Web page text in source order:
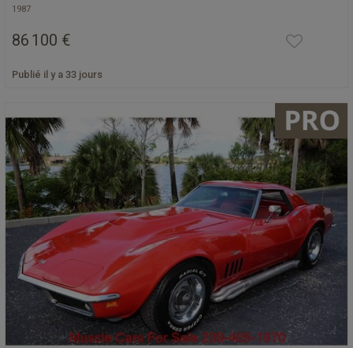
1987
86 100 €
Publié il y a 33 jours